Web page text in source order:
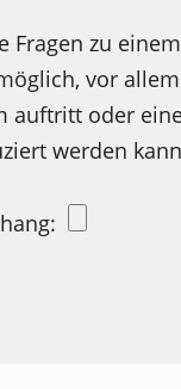
Fragen zu
vor
auftritt oder
werden